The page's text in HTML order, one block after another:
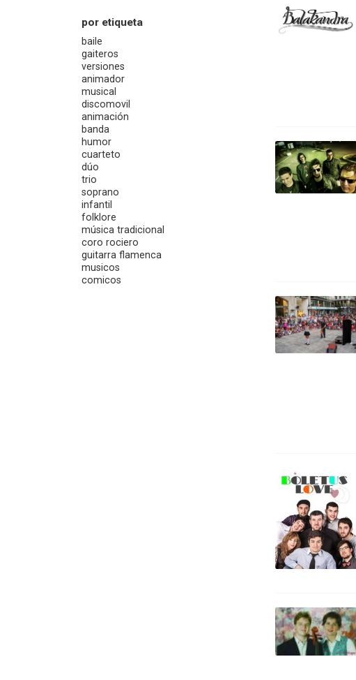
por etiqueta
baile
gaiteros
versiones
animador
musical
discomovil
animación
banda
humor
cuarteto
dúo
trio
soprano
infantil
folklore
música tradicional
coro rociero
guitarra flamenca
musicos
comicos